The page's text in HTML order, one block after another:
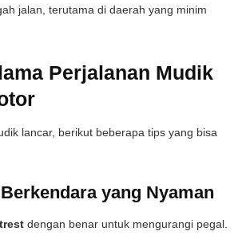
jalan, terutama di daerah yang minim
Perjalanan Mudik
lancar, berikut beberapa tips yang bisa
yang Nyaman
dengan benar untuk mengurangi pegal.